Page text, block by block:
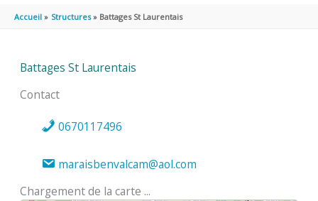
PRINCIPAL
Accueil Structures Battages St Laurentais
Battages St Laurentais
Contact
0670117496
maraisbenvalcam@aol.com
Chargement de la carte ...